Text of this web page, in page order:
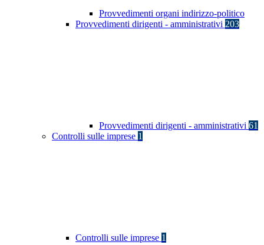
Provvedimenti organi indirizzo-politico
Provvedimenti dirigenti - amministrativi 203
Provvedimenti dirigenti - amministrativi 61
Controlli sulle imprese 1
Controlli sulle imprese 1